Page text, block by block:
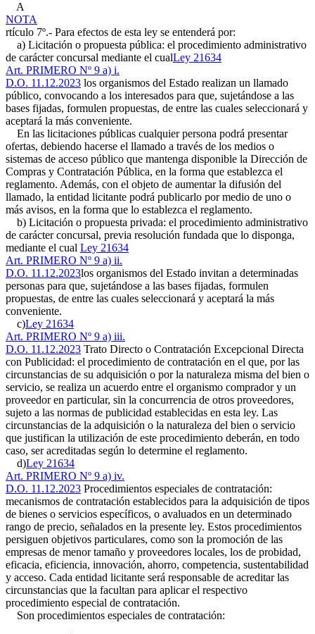
A
NOTA
rtículo 7º.- Para efectos de esta ley se entenderá por:
a) Licitación o propuesta pública: el procedimiento administrativo
de carácter concursal mediante el cualLey 21634
Art. PRIMERO Nº 9 a) i.
D.O. 11.12.2023 los organismos del Estado realizan un llamado
público, convocando a los interesados para que, sujetándose a las
bases fijadas, formulen propuestas, de entre las cuales seleccionará y
aceptará la más conveniente.
En las licitaciones públicas cualquier persona podrá presentar
ofertas, debiendo hacerse el llamado a través de los medios o
sistemas de acceso público que mantenga disponible la Dirección de
Compras y Contratación Pública, en la forma que establezca el
reglamento. Además, con el objeto de aumentar la difusión del
llamado, la entidad licitante podrá publicarlo por medio de uno o
más avisos, en la forma que lo establezca el reglamento.
b) Licitación o propuesta privada: el procedimiento administrativo
de carácter concursal, previa resolución fundada que lo disponga,
mediante el cual Ley 21634
Art. PRIMERO Nº 9 a) ii.
D.O. 11.12.2023los organismos del Estado invitan a determinadas
personas para que, sujetándose a las bases fijadas, formulen
propuestas, de entre las cuales seleccionará y aceptará la más
conveniente.
c)Ley 21634
Art. PRIMERO Nº 9 a) iii.
D.O. 11.12.2023 Trato Directo o Contratación Excepcional Directa
con Publicidad: el procedimiento de contratación en el que, por las
circunstancias de su adquisición o por la naturaleza misma del bien o
servicio, se realiza un acuerdo entre el organismo comprador y un
proveedor en particular, sin la concurrencia de otros proveedores,
sujeto a las normas de publicidad establecidas en esta ley. Las
circunstancias de la adquisición o la naturaleza del bien o servicio
que justifican la utilización de este procedimiento deberán, en todo
caso, ser acreditadas según lo determine el reglamento.
d)Ley 21634
Art. PRIMERO Nº 9 a) iv.
D.O. 11.12.2023 Procedimientos especiales de contratación:
mecanismos de contratación establecidos para la adquisición de tipos
de bienes o servicios específicos, o avaluados en un determinado
rango de precio, señalados en la presente ley. Estos procedimientos
persiguen objetivos particulares, como son la promoción de las
empresas de menor tamaño y proveedores locales, los de probidad,
eficacia, eficiencia, innovación, ahorro, competencia, sustentabilidad
y acceso. Cada entidad licitante será responsable de acreditar las
circunstancias que la facultan para aplicar el respectivo
procedimiento especial de contratación.
Son procedimientos especiales de contratación: